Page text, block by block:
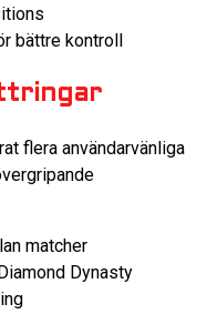
bättre kontroll
flera användarvänliga
matcher
Dynasty